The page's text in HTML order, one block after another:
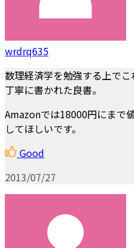
wrdrq635
数理経済学を勉強する上で
丁寧に書かれた良書。
Amazonでは18000円にまで
してほしいです。
Good
2013/07/27